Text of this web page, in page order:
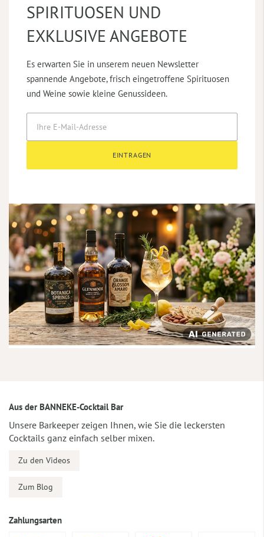
SPIRITUOSEN UND
EXKLUSIVE ANGEBOTE
Es erwarten Sie in unserem neuen Newsletter
spannende Angebote, frisch eingetroffene Spirituosen
und Weine sowie kleine Genussideen.
EINTRAGEN
Aus der BANNEKE-Cocktail Bar
Unsere Barkeeper zeigen Ihnen, wie Sie die leckersten
Cocktails ganz einfach selber mixen.
Zu den Videos
Zum Blog
Zahlungsarten